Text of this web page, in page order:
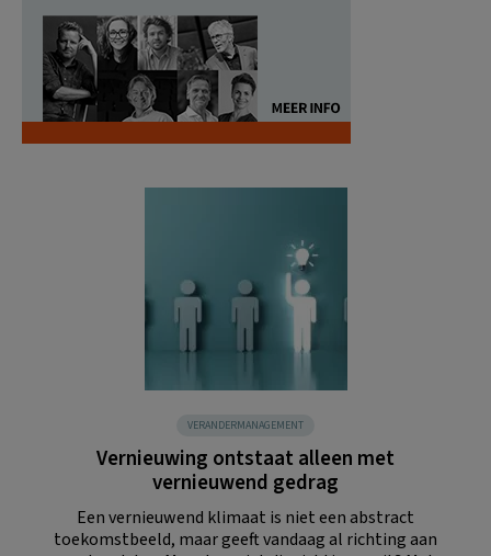
VERANDERMANAGEMENT
Vernieuwing ontstaat alleen met
vernieuwend gedrag
Een vernieuwend klimaat is niet een abstract
toekomstbeeld, maar geeft vandaag al richting aan